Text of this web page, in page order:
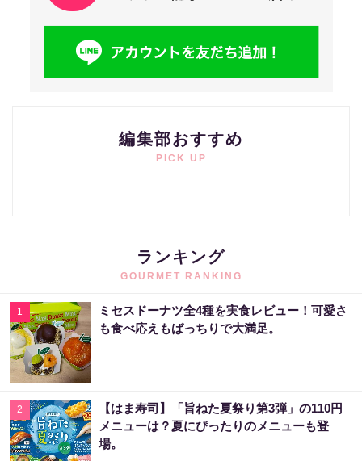
編集部おすすめ
PICK UP
ランキング
GOURMET RANKING
1
ミセスドーナツ全4種を実食レビュー！可愛さ
も食べ応えもばっちりで大満足。
2
【はま寿司】「旨ねた夏祭り第3弾」の110円
メニューは？夏にぴったりのメニューも登
場。